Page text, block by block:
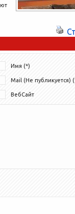
Имя (*)
Mail (Не публикуется)
ВебСайт